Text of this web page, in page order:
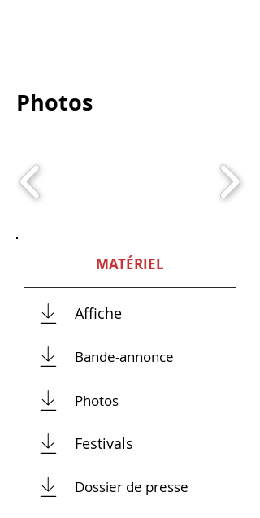
Photos
MATÉRIEL
Affiche
Bande-annonce
Photos
Festivals
Dossier de presse